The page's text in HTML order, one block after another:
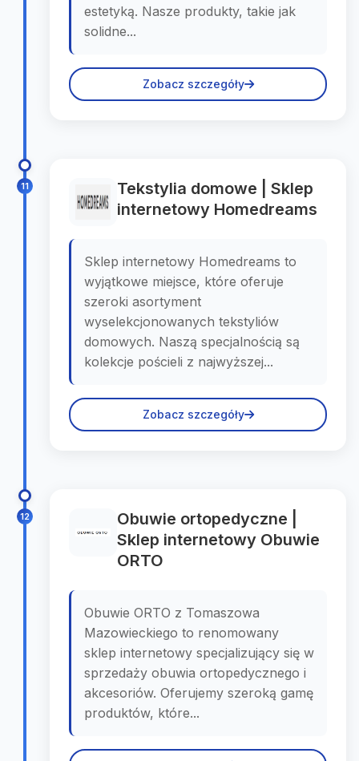
estetyką. Nasze produkty, takie jak
solidne...
Zobacz szczegóły
11
Tekstylia domowe | Sklep
internetowy Homedreams
Sklep internetowy Homedreams to
wyjątkowe miejsce, które oferuje
szeroki asortyment
wyselekcjonowanych tekstyliów
domowych. Naszą specjalnością są
kolekcje pościeli z najwyższej...
Zobacz szczegóły
12
Obuwie ortopedyczne |
Sklep internetowy Obuwie
ORTO
Obuwie ORTO z Tomaszowa
Mazowieckiego to renomowany
sklep internetowy specjalizujący się w
sprzedaży obuwia ortopedycznego i
akcesoriów. Oferujemy szeroką gamę
produktów, które...